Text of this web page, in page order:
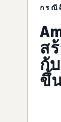
กรณี
ส
กั
ขึ้